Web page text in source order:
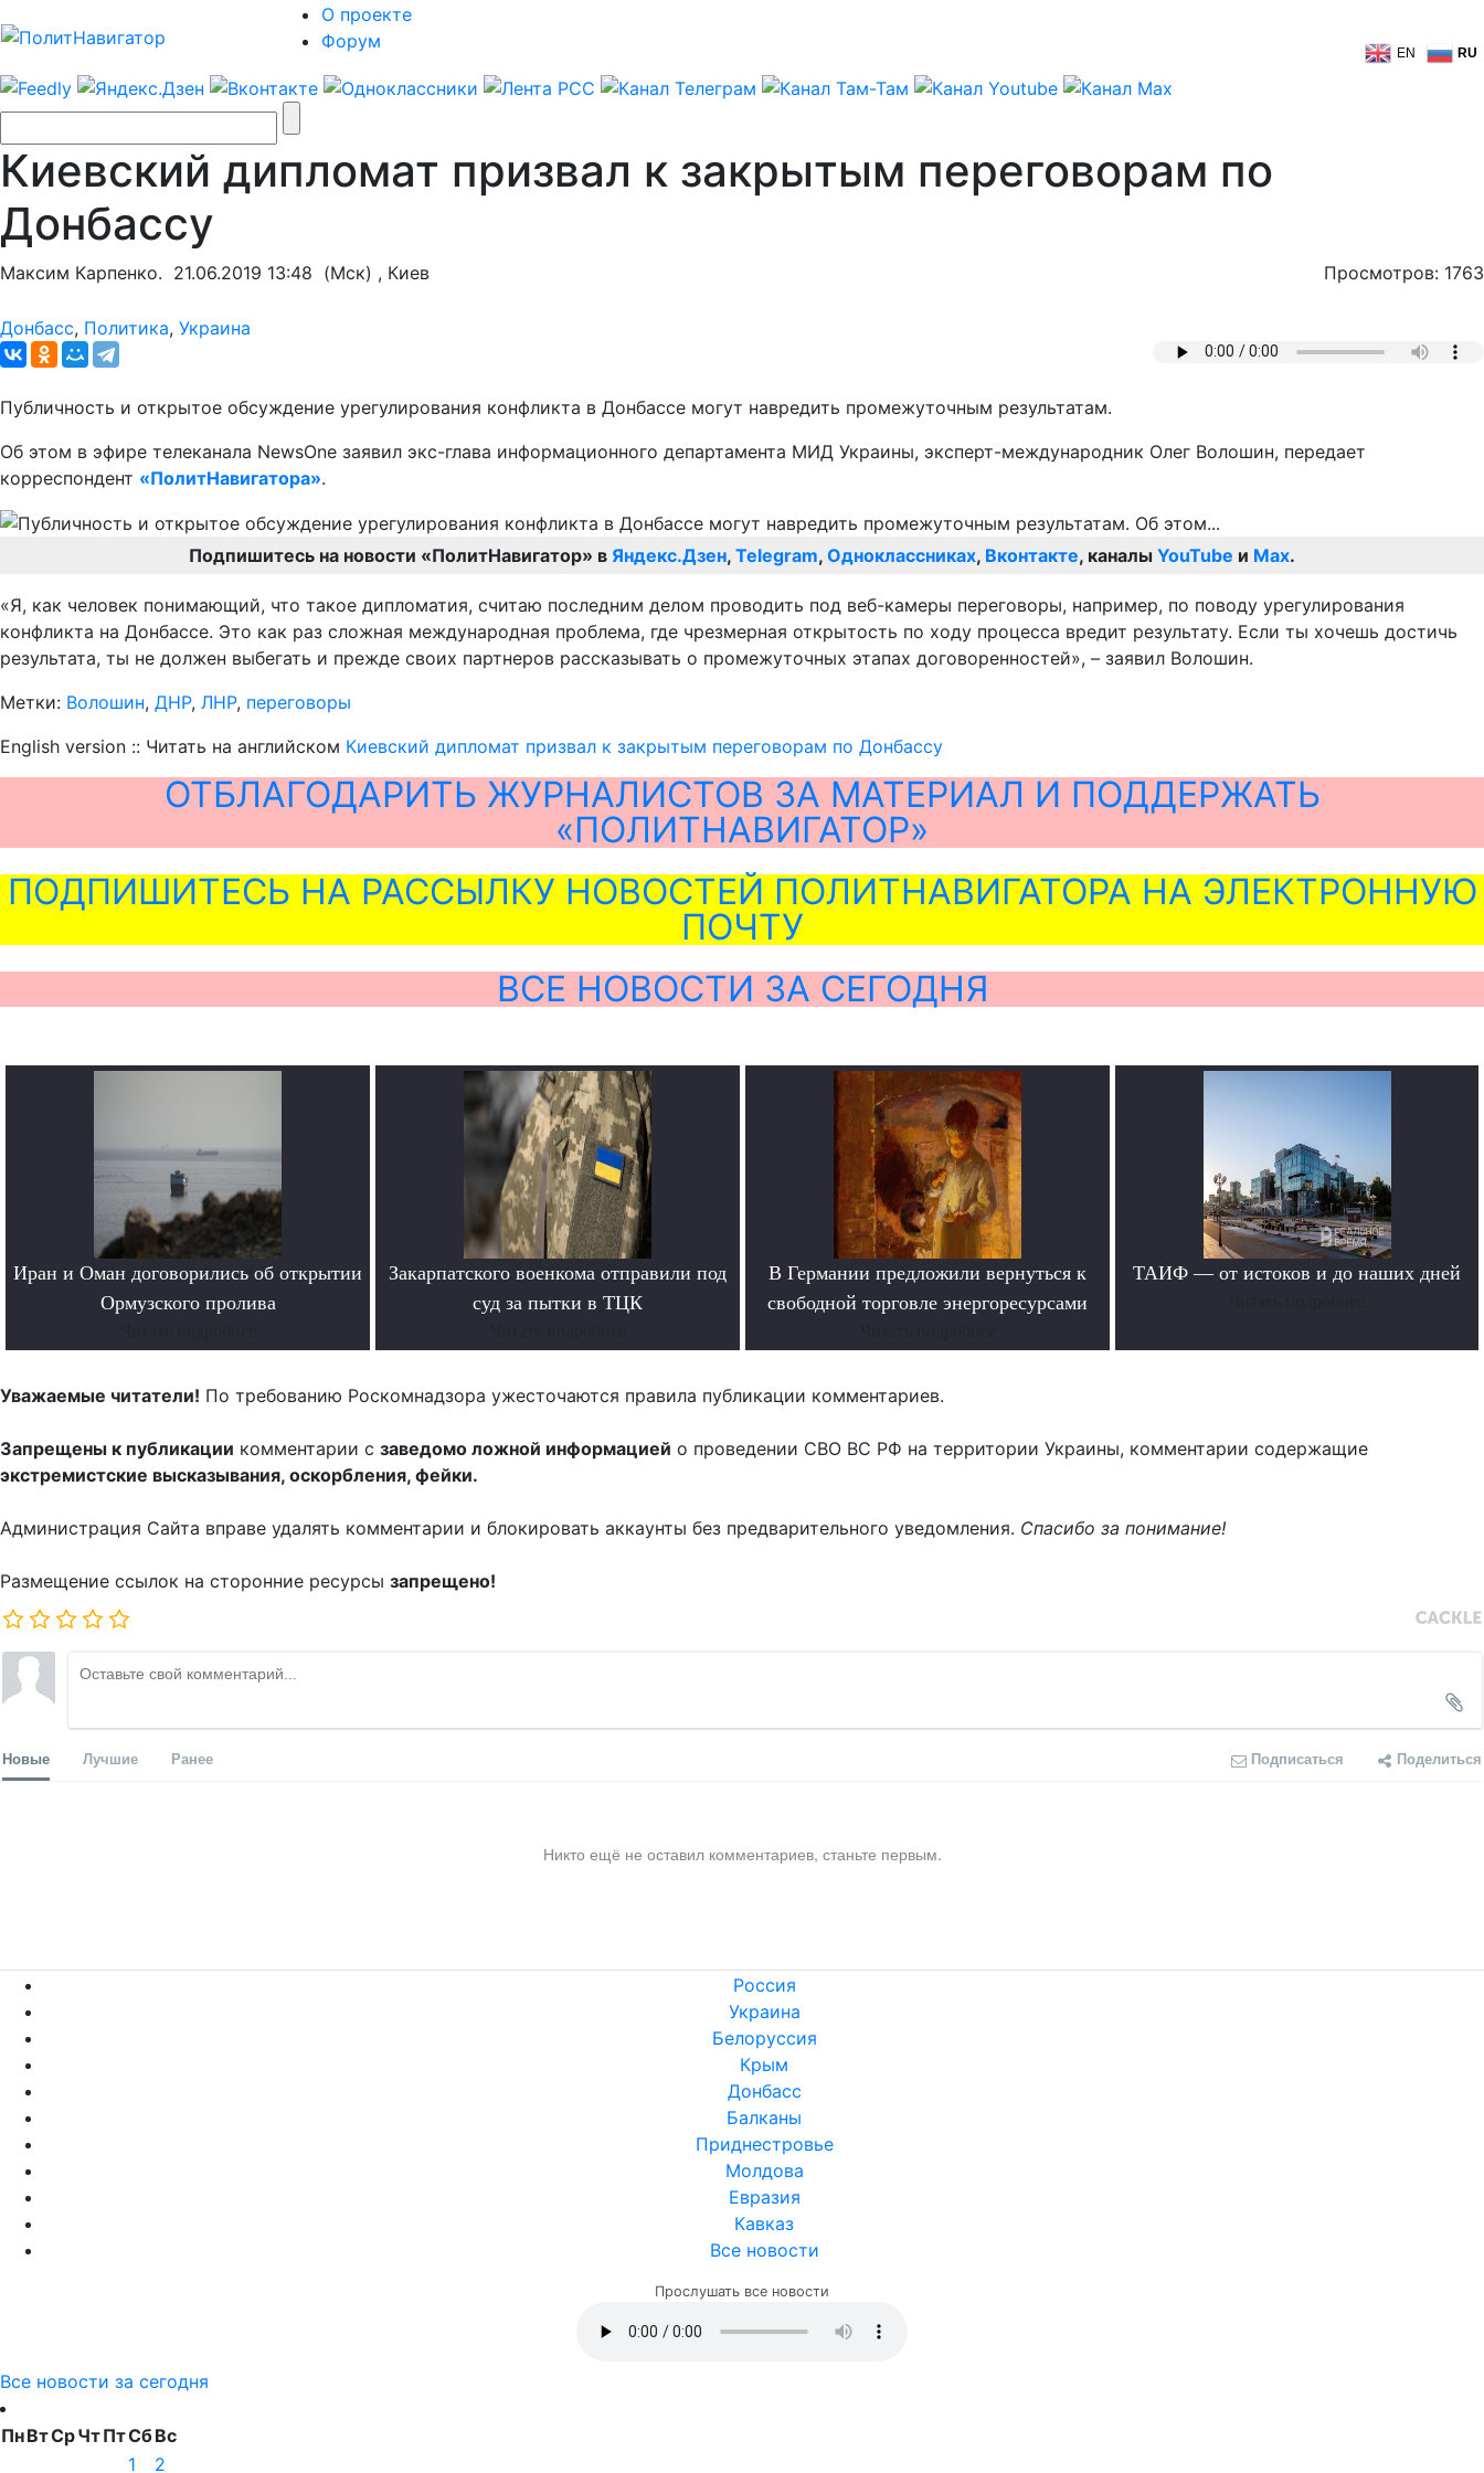
О проекте
Форум
EN RU
Киевский дипломат призвал к закрытым переговорам по
Донбассу
Максим Карпенко. 21.06.2019 13:48 (Мск) , Киев Просмотров: 1763
Донбасс, Политика, Украина
Публичность и открытое обсуждение урегулирования конфликта в Донбассе могут навредить промежуточным результатам.
Об этом в эфире телеканала NewsOne заявил экс-глава информационного департамента МИД Украины, эксперт-международник Олег Волошин, передает
корреспондент «ПолитНавигатора».
Подпишитесь на новости «ПолитНавигатор» в Яндекс.Дзен, Telegram, Одноклассниках, Вконтакте, каналы YouTube и Max.
«Я, как человек понимающий, что такое дипломатия, считаю последним делом проводить под веб-камеры переговоры, например, по поводу урегулирования
конфликта на Донбассе. Это как раз сложная международная проблема, где чрезмерная открытость по ходу процесса вредит результату. Если ты хочешь достичь
результата, ты не должен выбегать и прежде своих партнеров рассказывать о промежуточных этапах договоренностей», – заявил Волошин.
Метки: Волошин, ДНР, ЛНР, переговоры
English version :: Читать на английском Киевский дипломат призвал к закрытым переговорам по Донбассу
ОТБЛАГОДАРИТЬ ЖУРНАЛИСТОВ ЗА МАТЕРИАЛ И ПОДДЕРЖАТЬ
«ПОЛИТНАВИГАТОР»
ПОДПИШИТЕСЬ НА РАССЫЛКУ НОВОСТЕЙ ПОЛИТНАВИГАТОРА НА ЭЛЕКТРОННУЮ
ПОЧТУ
ВСЕ НОВОСТИ ЗА СЕГОДНЯ
Иран и Оман договорились об открытии
Ормузского пролива
Закарпатского военкома отправили под
суд за пытки в ТЦК
В Германии предложили вернуться к
свободной торговле энергоресурсами
ТАИФ — от истоков и до наших дней
Уважаемые читатели! По требованию Роскомнадзора ужесточаются правила публикации комментариев.
Запрещены к публикации комментарии с заведомо ложной информацией о проведении СВО ВС РФ на территории Украины, комментарии содержащие
экстремистские высказывания, оскорбления, фейки.
Администрация Сайта вправе удалять комментарии и блокировать аккаунты без предварительного уведомления. Спасибо за понимание!
Размещение ссылок на сторонние ресурсы запрещено!
Новые Лучшие Ранее Подписаться Поделиться
Никто ещё не оставил комментариев, станьте первым.
Россия
Украина
Белоруссия
Крым
Донбасс
Балканы
Приднестровье
Молдова
Евразия
Кавказ
Все новости
Прослушать все новости
Все новости за сегодня
ПнВтСрЧтПтСбВс
1
2